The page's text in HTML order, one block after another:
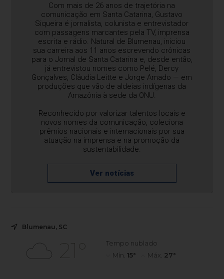
Com mais de 26 anos de trajetória na
comunicação em Santa Catarina, Gustavo
Siqueira é jornalista, colunista e entrevistador
com passagens marcantes pela TV, imprensa
escrita e rádio. Natural de Blumenau, iniciou
sua carreira aos 11 anos escrevendo crônicas
para o Jornal de Santa Catarina e, desde então,
já entrevistou nomes como Pelé, Dercy
Gonçalves, Cláudia Leitte e Jorge Amado — em
produções que vão de aldeias indígenas da
Amazônia à sede da ONU.
Reconhecido por valorizar talentos locais e
novos nomes da comunicação, coleciona
prêmios nacionais e internacionais por sua
atuação na imprensa e na promoção da
sustentabilidade.
Ver notícias
Blumenau, SC
21°
Tempo nublado
Mín. 15° Máx. 27°